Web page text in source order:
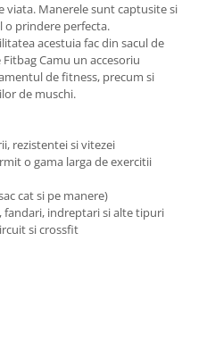
viata. Manerele sunt captusite si
o prindere perfecta.
acestuia fac din sacul de
Camu un accesoriu
de fitness, precum si
de muschi.
rezistentei si vitezei
o gama larga de exercitii
cat si pe manere)
indreptari si alte tipuri
si crossfit